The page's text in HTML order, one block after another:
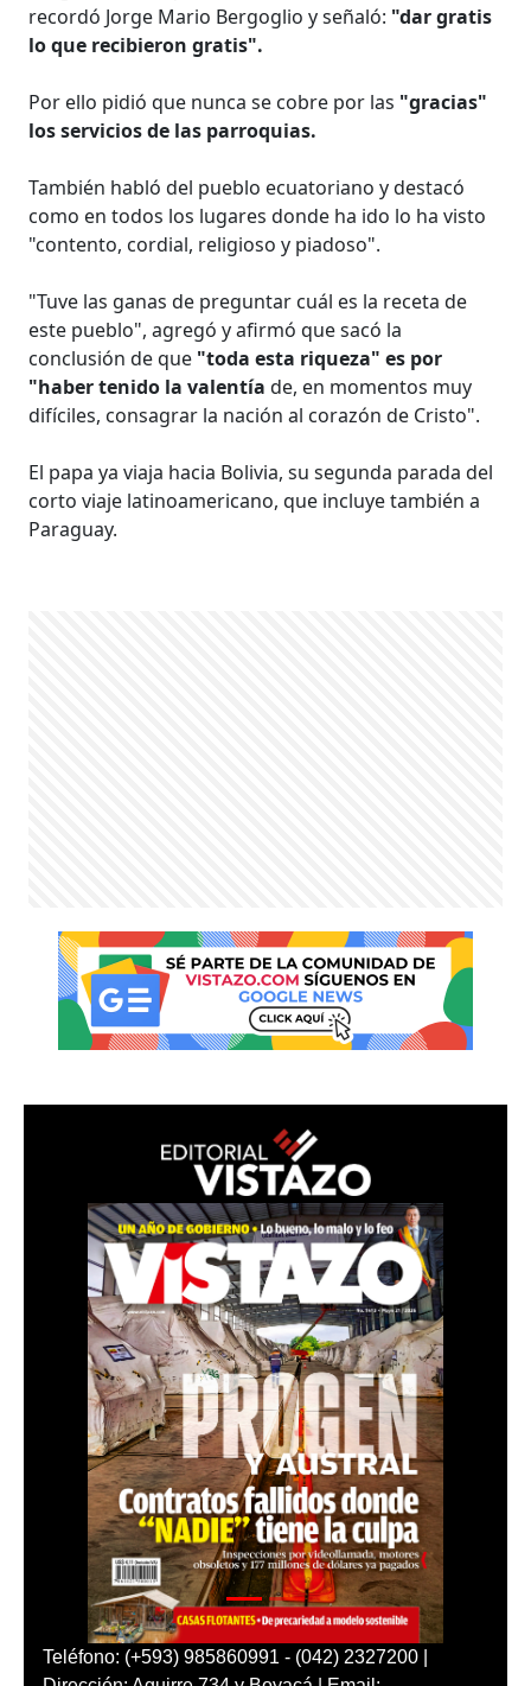
recordó Jorge Mario Bergoglio y señaló: "dar gratis
lo que recibieron gratis".
Por ello pidió que nunca se cobre por las "gracias"
los servicios de las parroquias.
También habló del pueblo ecuatoriano y destacó
como en todos los lugares donde ha ido lo ha visto
"contento, cordial, religioso y piadoso".
"Tuve las ganas de preguntar cuál es la receta de
este pueblo", agregó y afirmó que sacó la
conclusión de que "toda esta riqueza" es por
"haber tenido la valentía de, en momentos muy
difíciles, consagrar la nación al corazón de Cristo".
El papa ya viaja hacia Bolivia, su segunda parada del
corto viaje latinoamericano, que incluye también a
Paraguay.
Teléfono: (+593) 985860991 - (042) 2327200 |